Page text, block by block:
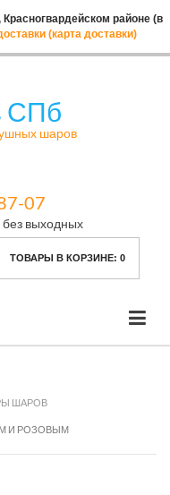
районе (в
(карта доставки)
СПб
шаров
07
без выходных
ТОВАРЫ В КОРЗИНЕ: 0
ШАРОВ
И РОЗОВЫМ